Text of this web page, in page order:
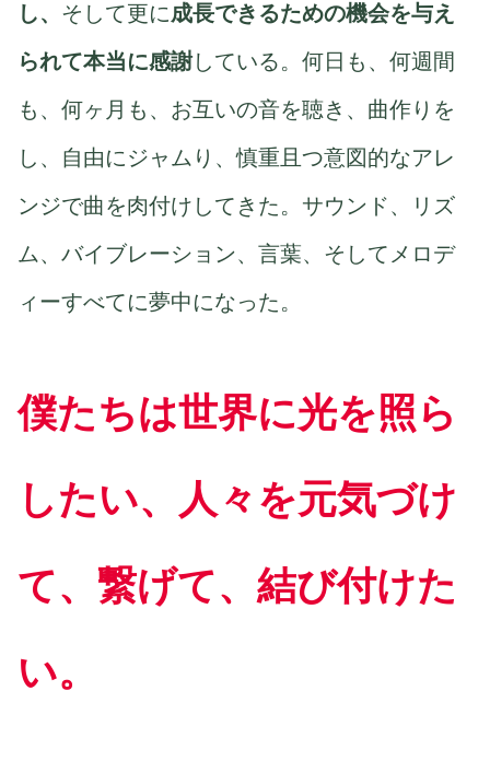
し、 そして更に成長できるための機会を与え
られて本当に感謝している。何日も、何週間
も、何ヶ月も、お互いの音を聴き、曲作りを
し、自由にジャムり、慎重且つ意図的なアレ
ンジで曲を肉付けしてきた。サウンド、リズ
ム、バイブレーション、言葉、そしてメロデ
ィーすべてに夢中になった。
僕たちは世界に光を照ら
したい、人々を元気づけ
て、繋げて、結び付けた
い。